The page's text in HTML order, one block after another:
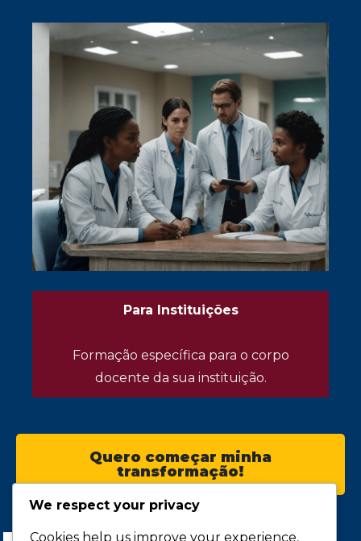
Para Instituições
Formação específica para o corpo
docente da sua instituição.
Quero começar minha
transformação!
We respect your privacy
Cookies help us improve your experience,